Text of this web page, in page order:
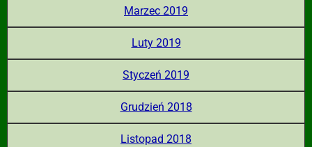
Marzec 2019
Luty 2019
Styczeń 2019
Grudzień 2018
Listopad 2018